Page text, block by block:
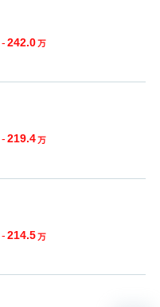
- 242.0万
- 219.4万
- 214.5万